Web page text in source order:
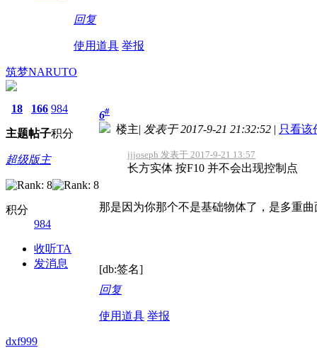
回复
使用道具 举报
筑梦NARUTO
18
主题
166
帖子
984
积分
超级版主
积分
984
收听TA
发消息
6#
楼主| 发表于 2017-9-21 21:32:52 | 只看该
jjjoseph 发表于 2017-9-21 13:57
长方实体 按F10 并不会出现控制点
那是因为你那个不是基础物体了，是多重曲
[db:签名]
回复
使用道具 举报
dxf999